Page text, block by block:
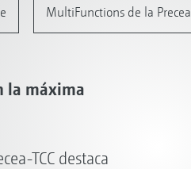
MultiFunctions de la Precea
la máxima
TCC destaca